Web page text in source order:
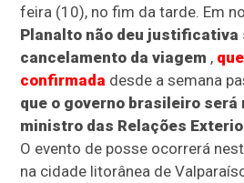
feira (10), no fim da tarde. Em
Planalto não deu justificativa
cancelamento da viagem ,
confirmada desde a semana
que o governo brasileiro
ministro das Relações
O evento de posse ocorrerá
na cidade litorânea de